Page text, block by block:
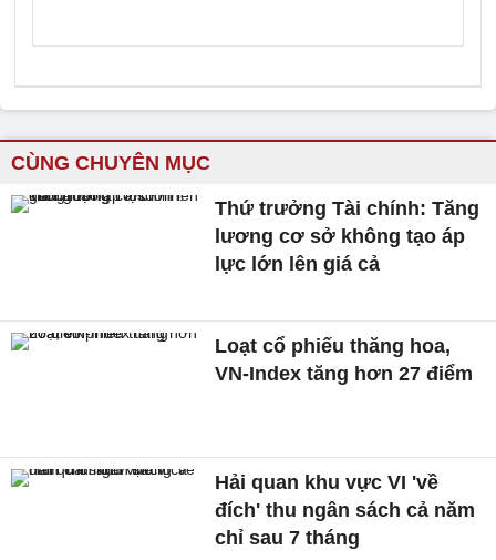
CÙNG CHUYÊN MỤC
Thứ trưởng Tài chính: Tăng
lương cơ sở không tạo áp
lực lớn lên giá cả
Loạt cổ phiếu thăng hoa,
VN-Index tăng hơn 27 điểm
Hải quan khu vực VI 'về
đích' thu ngân sách cả năm
chỉ sau 7 tháng